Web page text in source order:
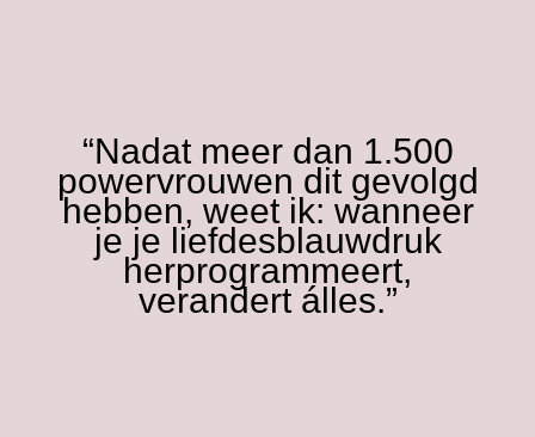
“Nadat meer dan 1.500
powervrouwen dit gevolgd
hebben, weet ik: wanneer
je je liefdesblauwdruk
herprogrammeert,
verandert álles.”